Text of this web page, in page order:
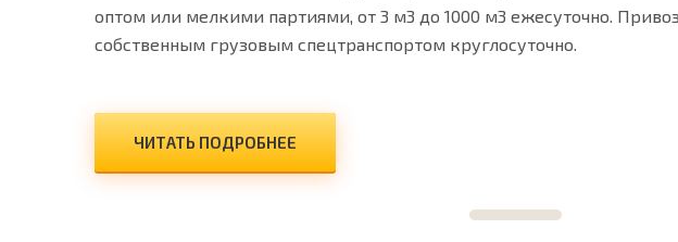
оптом или мелкими партиями, от 3 м3 до 1000 м3 ежесуточно.
собственным грузовым спецтранспортом круглосуточно.
ЧИТАТЬ ПОДРОБНЕЕ